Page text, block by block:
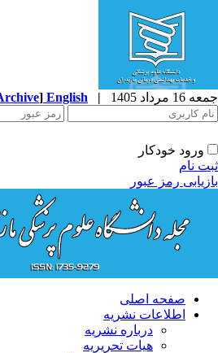
مرداد 1405 |
English
[Archive]
ورود خودکار
نام
رمز عبور
صفحه اصلی
اطلاعات نشریه
درباره نشریه
هیات تحریریه